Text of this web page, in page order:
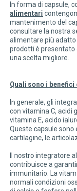
In forma di capsule,
alimentari
mantenimento del
consultare la nostra
alimentare più adatto
prodotti è presentato
una scelta migliore.
Quali sono i
In generale, gli
con vitamina C, acidi
vitamina E, acido
Queste capsule
cartilagine, le
Il nostro integratore
contribuisce a
immunitario. La
normali condizioni